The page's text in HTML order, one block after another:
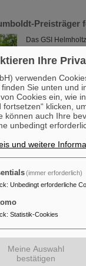
Preisträger
Das GSI
diesem Jahr
Standort
Ort, Dr. Peter
2026 erwartet.
Mehr »
Austausch mit
Im Rahmen der
dem Bereich
Bundesverband
Einblicke in
Mehr »
Energiewende –
Ihre
verwenden
Sie unten und
Cookies ein, wie
fortsetzen“ klicken,
können auch Ihre
unbedingt
und weitere
(immer erforderlich)
: Unbedingt erforderliche
: Statistik-Cookies
Meine Auswahl
bestätigen